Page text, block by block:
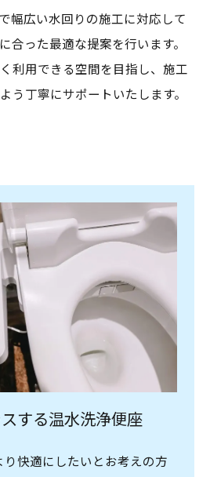
幅広い水回りの施工に対応して
合った最適な提案を行います。
利用できる空間を目指し、施工
う丁寧にサポートいたします。
する温水洗浄便座
快適にしたいとお考えの方